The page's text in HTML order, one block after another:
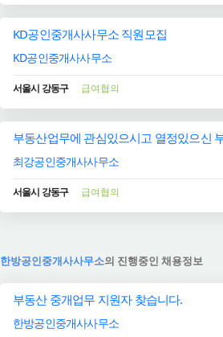
KD공인중개사사무소 직원모집
KD공인중개사사무소
서울시 강동구 급여협의
부동산업무에 관심있으시고 열정있으신
최강공인중개사사무소
서울시 강동구 급여협의
한방공인중개사사무소의 진행중인 채용정보
부동산 중개업무 지원자 찾습니다.
한방공인중개사사무소